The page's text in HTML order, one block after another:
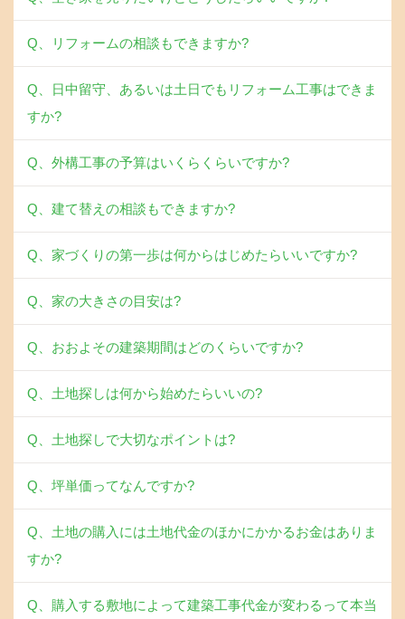
Q、リフォームの相談もできますか?
Q、日中留守、あるいは土日でもリフォーム工事はできま
すか?
Q、外構工事の予算はいくらくらいですか?
Q、建て替えの相談もできますか?
Q、家づくりの第一歩は何からはじめたらいいですか?
Q、家の大きさの目安は?
Q、おおよその建築期間はどのくらいですか?
Q、土地探しは何から始めたらいいの?
Q、土地探しで大切なポイントは?
Q、坪単価ってなんですか?
Q、土地の購入には土地代金のほかにかかるお金はありま
すか?
Q、購入する敷地によって建築工事代金が変わるって本当